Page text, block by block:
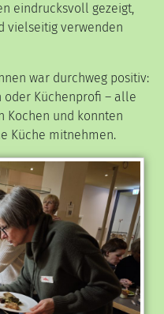
eindrucksvoll gezeigt,
vielseitig verwenden
war durchweg positiv:
oder Küchenprofi – alle
Kochen und konnten
Küche mitnehmen.